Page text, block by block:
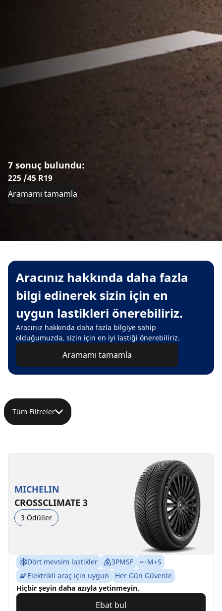
7 sonuç bulundu:
225 /45 R19
Aramamı tamamla
Aracınız hakkında daha fazla
bilgi edinerek sizin için en
uygun lastikleri önerebiliriz.
Aracınız hakkında daha fazla bilgiye sahip
olduğumuzda, sizin için en iyi lastiği önerebiliriz.
Aramamı tamamla
Tüm Filtreler
MICHELIN
CROSSCLIMATE 3
3 Ödüller
Dört mevsim lastikler 3PMSF
M+S
Elektrikli araç için uygun
Her Gün Güvenle
Hiçbir şeyin daha azıyla yetinmeyin.
Ebat bul